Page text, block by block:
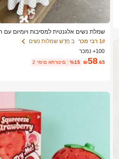
שמלת נשים אלגנטית למסיבות ויומיום עם
עיצוב פאץ'וורק
1# רבי מכר
ב חָדָשׁ שמלות נשים
100+ נמכר
₪58 .65
%15 2 ימים אחרונים